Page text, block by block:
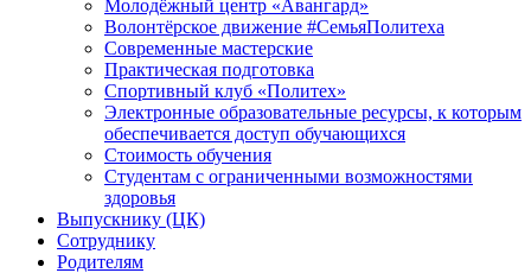
Молодёжный центр «Авангард»
Волонтёрское движение #СемьяПолитеха
Современные мастерские
Практическая подготовка
Спортивный клуб «Политех»
Электронные образовательные ресурсы, к которым
обеспечивается доступ обучающихся
Стоимость обучения
Студентам с ограниченными возможностями
здоровья
Выпускнику (ЦК)
Сотруднику
Родителям